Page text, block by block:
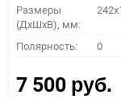
Размеры
(ДхШхВ), мм:
Полярность: 0
7 500 руб.